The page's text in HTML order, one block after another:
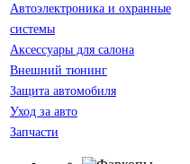
Автоэлектроника и охранные
системы
Аксессуары для салона
Внешний тюнинг
Защита автомобиля
Уход за авто
Запчасти